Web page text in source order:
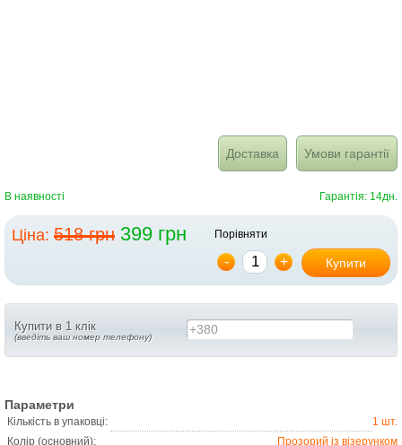
Доставка Умови гарантії
В наявності Гарантія: 14дн.
Ціна: 518 грн 399 грн Порівняти
- + Купити
Купити в 1 клік
(введіть ваш номер телефону) +380
Параметри
Кількість в упаковці:
1 шт.
Колір (основний):
Прозорий із візерунком